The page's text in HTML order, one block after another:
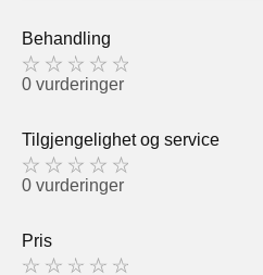
Behandling
0 vurderinger
Tilgjengelighet og service
0 vurderinger
Pris